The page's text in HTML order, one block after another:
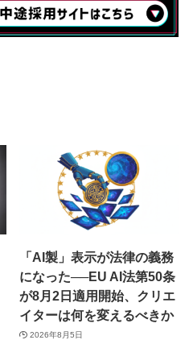
「AI製」表示が法律の義務
になった──EU AI法第50条
が8月2日適用開始、クリエ
イターは何を変えるべきか
2026年8月5日